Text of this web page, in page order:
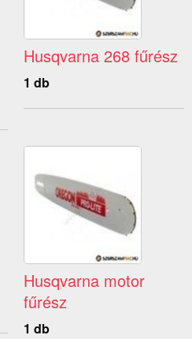
Husqvarna 268 fűrész
1 db
Husqvarna motor
fűrész
1 db